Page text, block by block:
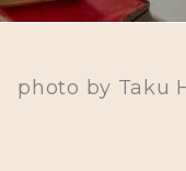
photo by Taku